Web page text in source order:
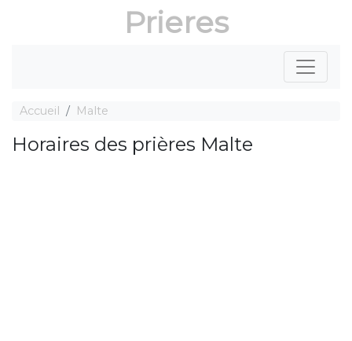
Prieres
Accueil Malte
Horaires des prières Malte